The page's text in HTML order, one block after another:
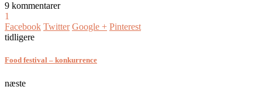
9 kommentarer
1
Facebook Twitter Google + Pinterest
tidligere
Food festival – konkurrence
næste